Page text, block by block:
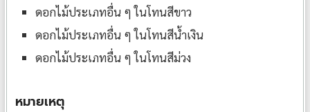
ดอกไม้ประเภทอื่น ๆ ในโทนสีขาว
ดอกไม้ประเภทอื่น ๆ ในโทนสีน้ำเงิน
ดอกไม้ประเภทอื่น ๆ ในโทนสีม่วง
หมายเหตุ